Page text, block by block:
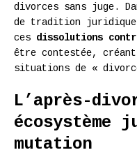
divorces sans juge.
de tradition
ces dissolutions
être contestée,
situations de «
L’après-
écosystème
mutation